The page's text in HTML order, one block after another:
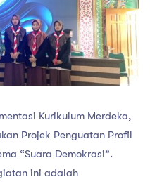
Kurikulum Merdeka,
Projek Penguatan Profil
“Suara Demokrasi”.
ini adalah